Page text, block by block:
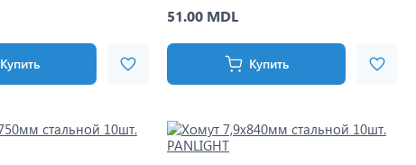
Купить
51.00 MDL
Купить